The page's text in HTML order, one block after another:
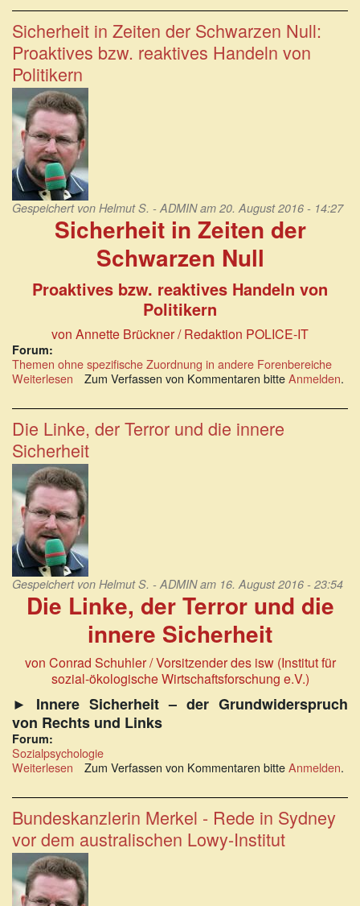
Fidel
Castro,
Sozialismus
Sicherheit in Zeiten der Schwarzen Null:
Proaktives bzw. reaktives Handeln von
Politikern
Gespeichert von Helmut S. - ADMINam 20. August 2016 - 14:27
Sicherheit in Zeiten der
Schwarzen Null
Proaktives bzw. reaktives Handeln von
Politikern
von Annette Brückner / Redaktion POLICE-IT
Forum:
Themen ohne spezifische Zuordnung in andere Forenbereiche
Weiterlesen über
in
Zeiten
der
Schwarzen
Null:
Proaktives
bzw.
reaktives
Handeln
von
Politikern
Zum Verfassen von Kommentaren bitteAnmelden.
Die Linke, der Terror und die innere
Sicherheit
Gespeichert von Helmut S. - ADMINam 16. August 2016 - 23:54
Die Linke, der Terror und die
innere Sicherheit
von Conrad Schuhler / Vorsitzender des isw (Institut für
sozial-ökologische Wirtschaftsforschung e.V.)
► Innere Sicherheit – der Grundwiderspruch
von Rechts und Links
Forum:
Sozialpsychologie
Weiterlesen über
Linke,
Terror
und
die
innere
Sicherheit
Zum Verfassen von Kommentaren bitteAnmelden.
Bundeskanzlerin Merkel - Rede in Sydney
vor dem australischen Lowy-Institut